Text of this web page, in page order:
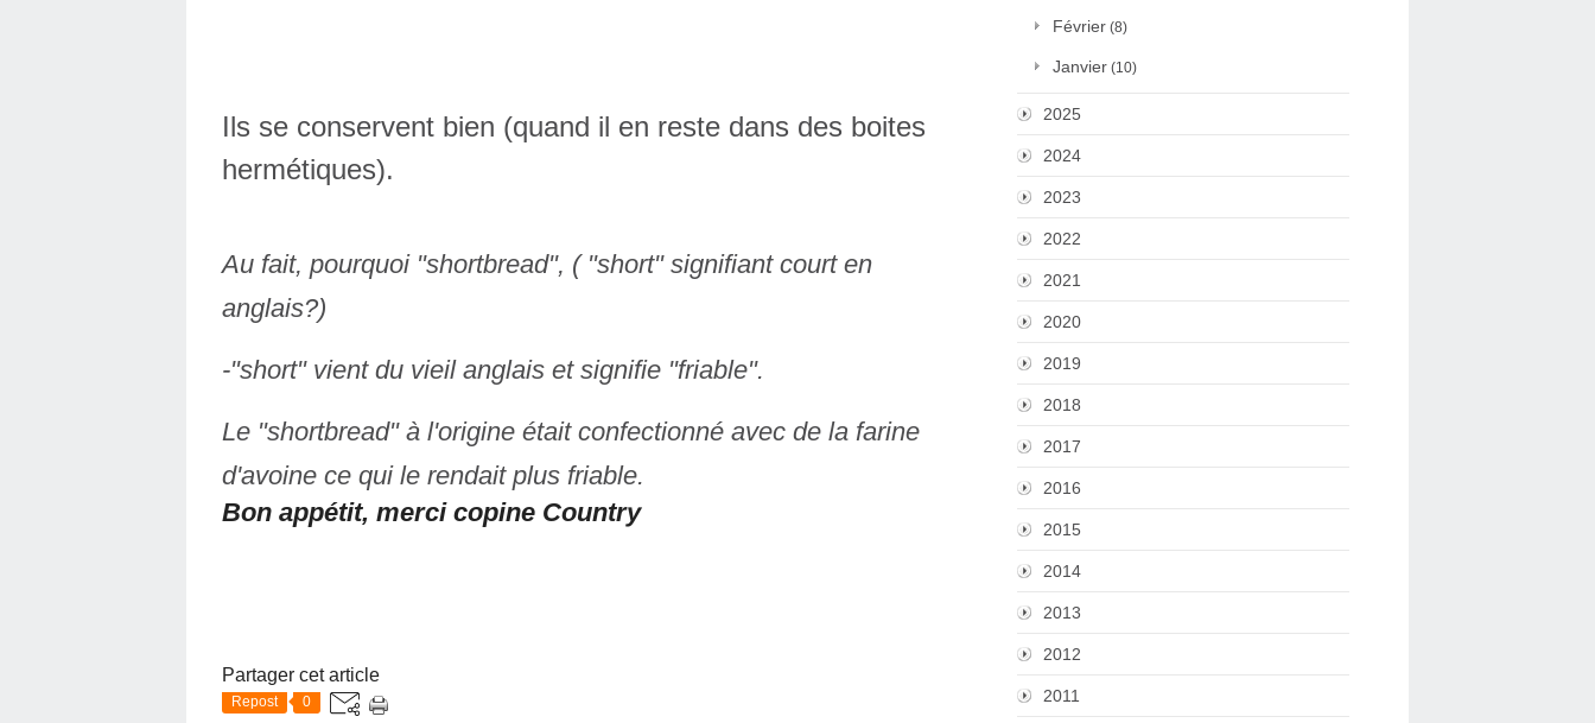
Ils se conservent bien (quand il en reste dans des boites
hermétiques).
Au fait, pourquoi "shortbread", ( "short" signifiant court en
anglais?)
-"short" vient du vieil anglais et signifie "friable".
Le "shortbread" à l'origine était confectionné avec de la farine
d'avoine ce qui le rendait plus friable.
Bon appétit, merci copine Country
Partager cet article
Repost 0
Février (8)
Janvier (10)
2025
2024
2023
2022
2021
2020
2019
2018
2017
2016
2015
2014
2013
2012
2011